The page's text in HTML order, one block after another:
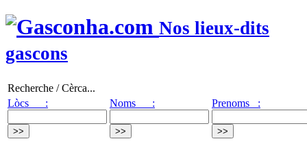
Nos lieux-dits
gascons
Recherche / Cèrca...
Lòcs :
Noms : Prenoms :